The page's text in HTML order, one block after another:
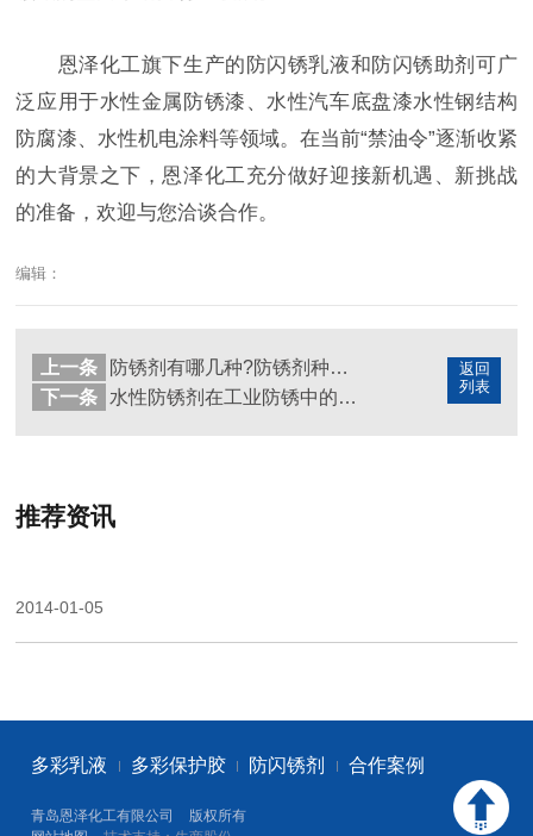
恩泽化工旗下生产的防闪锈乳液和防闪锈助剂可广
泛应用于水性金属防锈漆、水性汽车底盘漆水性钢结构
防腐漆、水性机电涂料等领域。在当前“禁油令”逐渐收紧
的大背景之下，恩泽化工充分做好迎接新机遇、新挑战
的准备，欢迎与您洽谈合作。
编辑：
返回
列表
上一条
防锈剂有哪几种?防锈剂种类大全
下一条
水性防锈剂在工业防锈中的应用,如何选择水性防锈漆?
推荐资讯
2014-01-05
多彩乳液 多彩保护胶 防闪锈剂 合作案例
青岛恩泽化工有限公司
版权所有